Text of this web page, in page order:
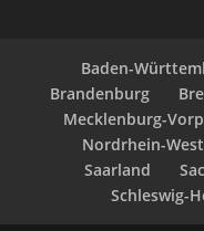
Baden-
Brandenburg
Mecklenburg-
Nordrhein-
Saarland
Schleswig-